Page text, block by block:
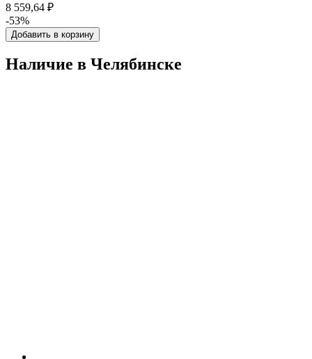
8 559,64 ₽
-53%
Добавить в корзину
Наличие в Челябинскe